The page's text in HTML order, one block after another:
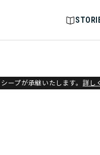
プが承継いたします。 詳し